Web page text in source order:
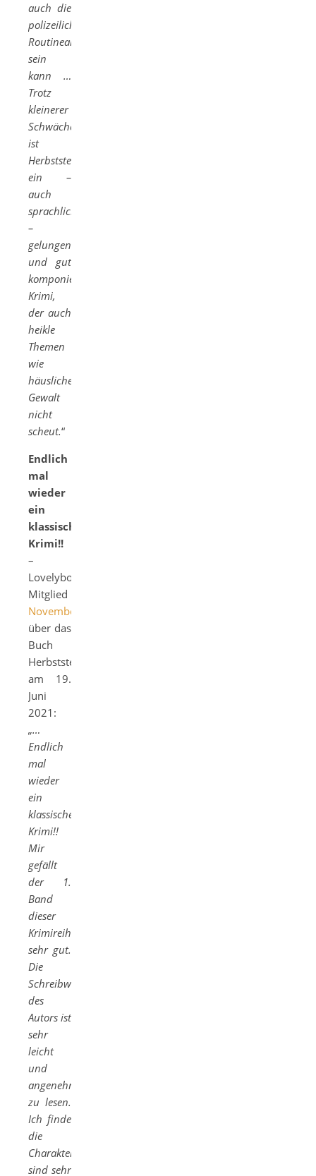
auch die
polizeiliche
Routinearbeit
sein
kann …
Trotz
kleinerer
Schwächen
ist
Herbststerben
ein –
auch
sprachlich
–
gelungener
und gut
komponierter
Krimi,
der auch
heikle
Themen
wie
häusliche
Gewalt
nicht
scheut.“
Endlich
mal
wieder
ein
klassischer
Krimi!!
–
Lovelybooks-
Mitglied
Novemberbravo
über das
Buch
Herbststerben
am 19.
Juni
2021:
„…
Endlich
mal
wieder
ein
klassischer
Krimi!!
Mir
gefällt
der 1.
Band
dieser
Krimireihe
sehr gut.
Die
Schreibweise
des
Autors ist
sehr
leicht
und
angenehm
zu lesen.
Ich finde
die
Charaktere
sind sehr